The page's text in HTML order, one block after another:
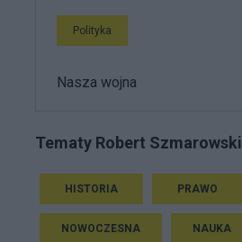
Polityka
Nasza wojna
Tematy Robert Szmarowski
HISTORIA PRAWO
NOWOCZESNA NAUKA